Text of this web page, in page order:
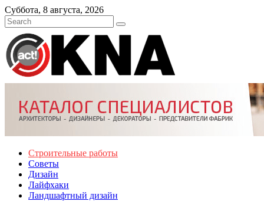
Skip
to
content
Суббота, 8 августа, 2026
Строительные работы
Советы
Дизайн
Лайфхаки
Ландшафтный дизайн